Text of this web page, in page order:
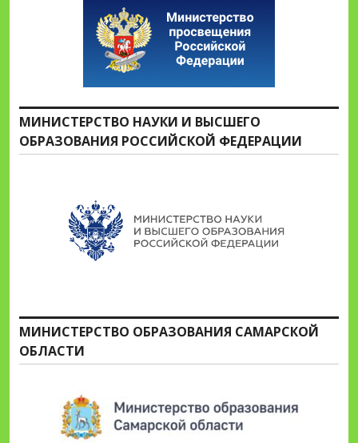
МИНИСТЕРСТВО НАУКИ И ВЫСШЕГО
ОБРАЗОВАНИЯ РОССИЙСКОЙ ФЕДЕРАЦИИ
МИНИСТЕРСТВО ОБРАЗОВАНИЯ САМАРСКОЙ
ОБЛАСТИ